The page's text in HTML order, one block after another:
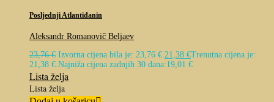
Posljednji Atlantiđanin
Aleksandr Romanovič Beljaev
23,76€ Izvorna cijena bila je: 23,76 €. 21,38 €Trenutna cijena je:
21,38 €. Najniža cijena zadnjih 30 dana:19,01 €
Lista želja
Lista želja